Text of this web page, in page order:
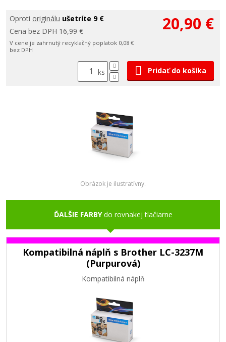
Oproti originálu ušetríte 9 €
Cena bez DPH 16,99 €
V cene je zahrnutý recyklačný poplatok 0,08 €
bez DPH
20,90 €
ks Pridať do košíka
Obrázok je ilustratívny.
ĎALŠIE FARBYdo rovnakej tlačiarne
Kompatibilná náplň s Brother LC-3237M
(Purpurová)
Kompatibilná náplň